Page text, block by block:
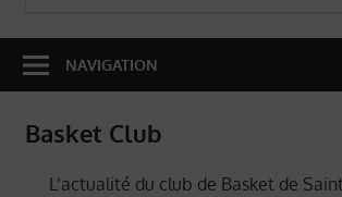
NAVIGATION
Basket Club
L’actualité du club de Basket de